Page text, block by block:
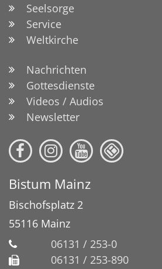
Seelsorge
Service
Weltkirche
Nachrichten
Gottesdienste
Videos / Audios
Newsletter
Bistum Mainz
Bischofsplatz 2
55116 Mainz
06131 / 253-0
06131 / 253-890